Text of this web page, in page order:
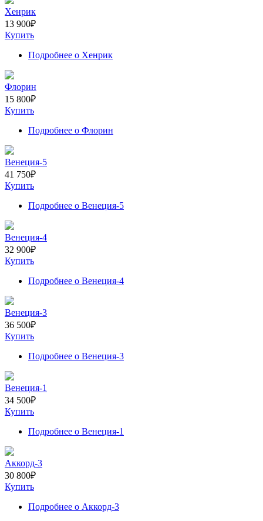
Хенрик
13 900₽
Купить
Подробнее о Хенрик
Флорин
15 800₽
Купить
Подробнее о Флорин
Венеция-5
41 750₽
Купить
Подробнее о Венеция-5
Венеция-4
32 900₽
Купить
Подробнее о Венеция-4
Венеция-3
36 500₽
Купить
Подробнее о Венеция-3
Венеция-1
34 500₽
Купить
Подробнее о Венеция-1
Аккорд-3
30 800₽
Купить
Подробнее о Аккорд-3